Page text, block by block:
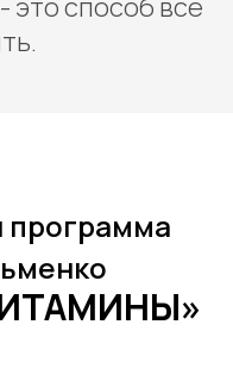
это способ все
программа